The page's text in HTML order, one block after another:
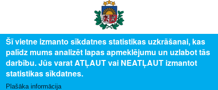
© 2025 Valsts izglītības attīstības aģentūra, publicētā satura visas tiesības
Šī vietne izmanto sīkdatnes statistikas uzkrāšanai, kas
palīdz mums analizēt lapas apmeklējumu un uzlabot tās
darbību. Jūs varat ATĻAUT vai NEATĻAUT izmantot
statistikas sīkdatnes.
Plašāka informācija